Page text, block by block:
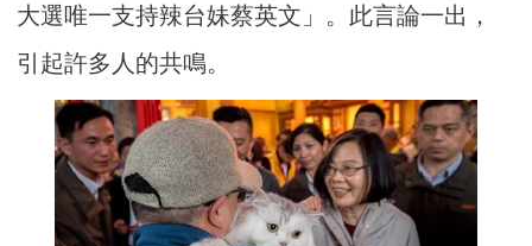
大選唯一支持辣台妹蔡英文」。此言論一出，
引起許多人的共鳴。